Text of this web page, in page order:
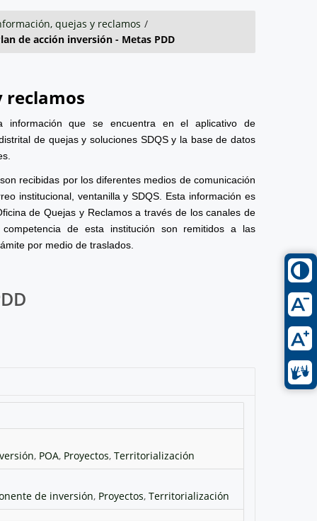
quejas y reclamos /
de acción inversión - Metas PDD
reclamos
información que se encuentra en el aplicativo de
de quejas y soluciones SDQS y la base de datos
recibidas por los diferentes medios de comunicación
institucional, ventanilla y SDQS. Esta información es
de Quejas y Reclamos a través de los canales de
de esta institución son remitidos a las
por medio de traslados.
, POA, Proyectos, Territorialización
de inversión, Proyectos, Territorialización